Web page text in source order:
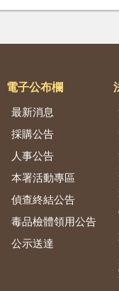
電子公布欄
最新消息
採購公告
人事公告
本署活動專區
偵查終結公告
毒品檢體領用公告
公示送達